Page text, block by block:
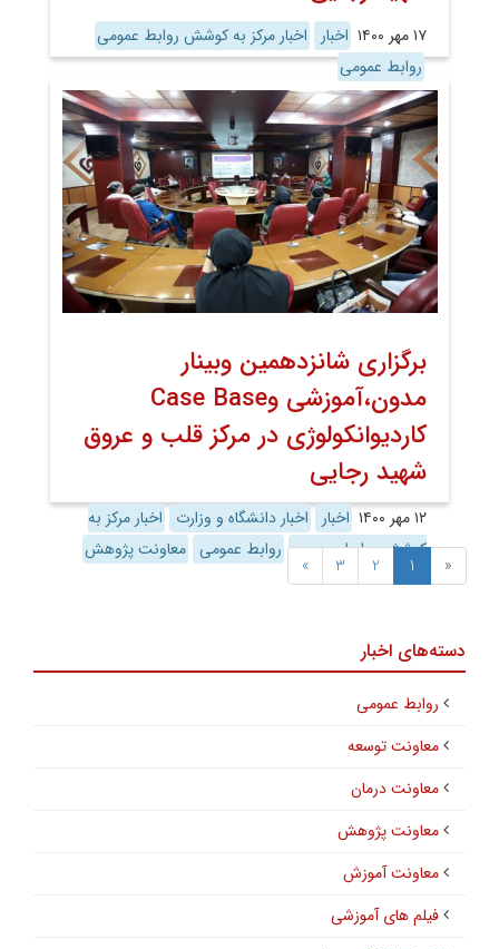
۱۷ مهر ۱۴۰۰ اخبار
اخبار مرکز به کوشش روابط عمومی
روابط عمومی
برگزاری شانزدهمین وبینار
مدون،آموزشی وCase Base
کاردیوانکولوژی در مرکز قلب و عروق
شهید رجایی
۱۲ مهر ۱۴۰۰ اخبار اخبار دانشگاه و وزارت
اخبار مرکز به
کوشش روابط عمومی روابط عمومی معاونت پژوهش
«
1
2
3
»
دسته‌های اخبار
روابط عمومی
معاونت توسعه
معاونت درمان
معاونت پژوهش
معاونت آموزش
فیلم های آموزشی